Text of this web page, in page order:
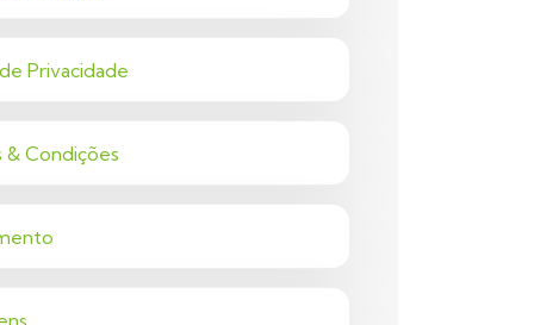
Privacidade
& Condições